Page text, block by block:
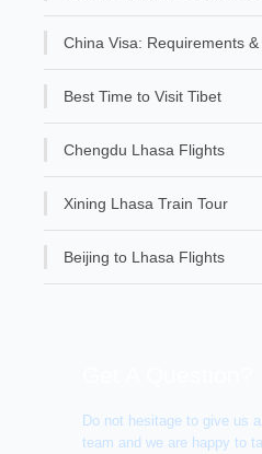
China Visa: Requirements &
Best Time to Visit Tibet
Chengdu Lhasa Flights
Xining Lhasa Train Tour
Beijing to Lhasa Flights
Do not hesitage to give us
team and we are happy to